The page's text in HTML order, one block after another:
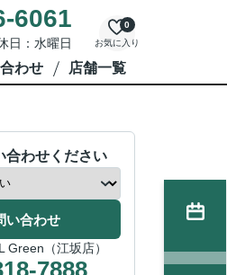
6061
日：水曜日 お気に入り
0
わせ 店舗一覧
合わせください
い合わせ
Green（江坂店）
7888